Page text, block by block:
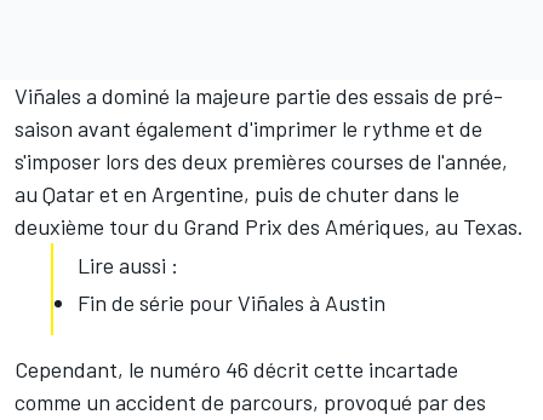
Viñales a dominé la majeure partie des essais de pré-
saison avant également d'imprimer le rythme et de
s'imposer lors des deux premières courses de l'année,
au Qatar et en Argentine, puis de chuter dans le
deuxième tour du Grand Prix des Amériques, au Texas.
Lire aussi :
Fin de série pour Viñales à Austin
Cependant, le numéro 46 décrit cette incartade
comme un accident de parcours, provoqué par des